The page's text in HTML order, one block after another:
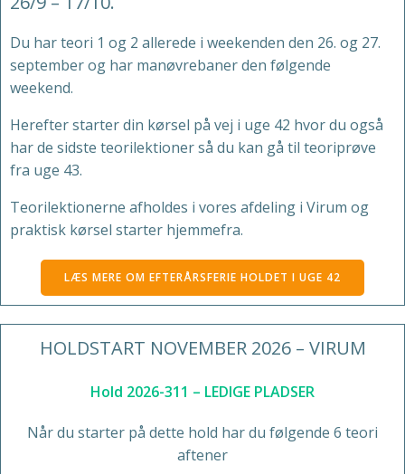
Du har teori 1 og 2 allerede i weekenden den 26. og 27.
september og har manøvrebaner den følgende
weekend.
Herefter starter din kørsel på vej i uge 42 hvor du også
har de sidste teorilektioner så du kan gå til teoriprøve
fra uge 43.
Teorilektionerne afholdes i vores afdeling i Virum og
praktisk kørsel starter hjemmefra.
LÆS MERE OM EFTERÅRSFERIE HOLDET I UGE 42
HOLDSTART NOVEMBER 2026 – VIRUM
Hold 2026-311 – LEDIGE PLADSER
Når du starter på dette hold har du følgende 6 teori
aftener